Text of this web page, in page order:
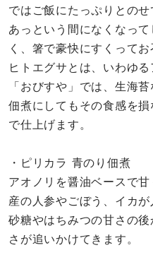
ではご飯にたっぷりとのせ
あっという間になくなっ
く、箸で豪快にすくってお
ヒトエグサとは、いわゆ
「おびすや」では、生海
佃煮にしてもその食感を
で仕上げます。
・ピリカラ 青のり佃煮
アオノリを醤油ベースで
産の人参やごぼう、イカ
砂糖やはちみつの甘さの
さが追いかけてきます。